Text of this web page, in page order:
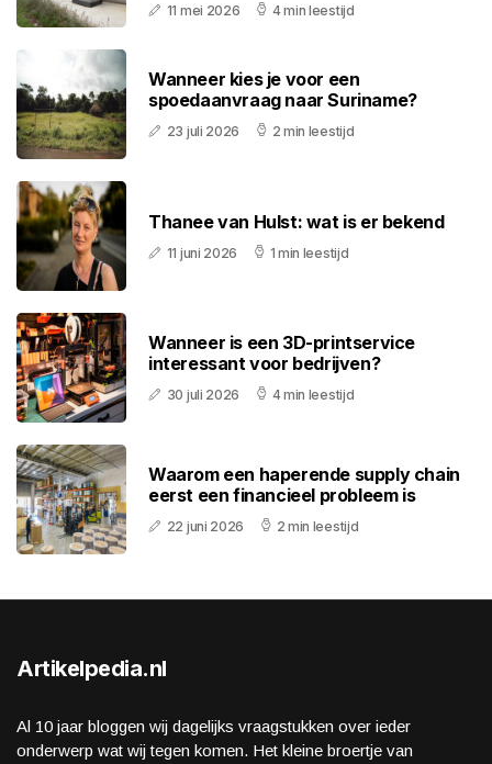
11 mei 2026 4 min leestijd
Wanneer kies je voor een
spoedaanvraag naar Suriname?
23 juli 2026 2 min leestijd
Thanee van Hulst: wat is er bekend
11 juni 2026 1 min leestijd
Wanneer is een 3D-printservice
interessant voor bedrijven?
30 juli 2026 4 min leestijd
Waarom een haperende supply chain
eerst een financieel probleem is
22 juni 2026 2 min leestijd
Artikelpedia.nl
Al 10 jaar bloggen wij dagelijks vraagstukken over ieder
onderwerp wat wij tegen komen. Het kleine broertje van